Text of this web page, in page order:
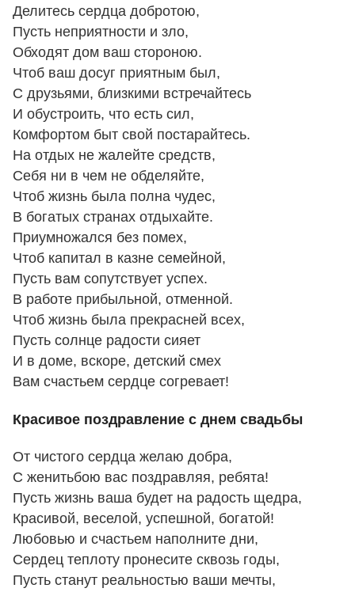
Делитесь сердца добротою,
Пусть неприятности и зло,
Обходят дом ваш стороною.
Чтоб ваш досуг приятным был,
С друзьями, близкими встречайтесь
И обустроить, что есть сил,
Комфортом быт свой постарайтесь.
На отдых не жалейте средств,
Себя ни в чем не обделяйте,
Чтоб жизнь была полна чудес,
В богатых странах отдыхайте.
Приумножался без помех,
Чтоб капитал в казне семейной,
Пусть вам сопутствует успех.
В работе прибыльной, отменной.
Чтоб жизнь была прекрасней всех,
Пусть солнце радости сияет
И в доме, вскоре, детский смех
Вам счастьем сердце согревает!
Красивое поздравление с днем свадьбы
От чистого сердца желаю добра,
С женитьбою вас поздравляя, ребята!
Пусть жизнь ваша будет на радость щедра,
Красивой, веселой, успешной, богатой!
Любовью и счастьем наполните дни,
Сердец теплоту пронесите сквозь годы,
Пусть станут реальностью ваши мечты,